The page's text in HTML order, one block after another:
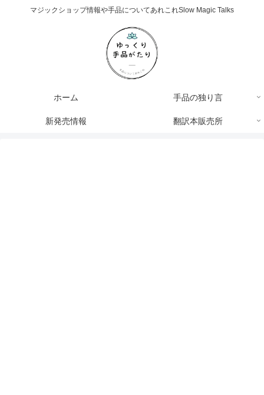
マジックショップ情報や手品についてあれこれSlow Magic Talks
ホーム 手品の独り言
新発売情報 翻訳本販売所